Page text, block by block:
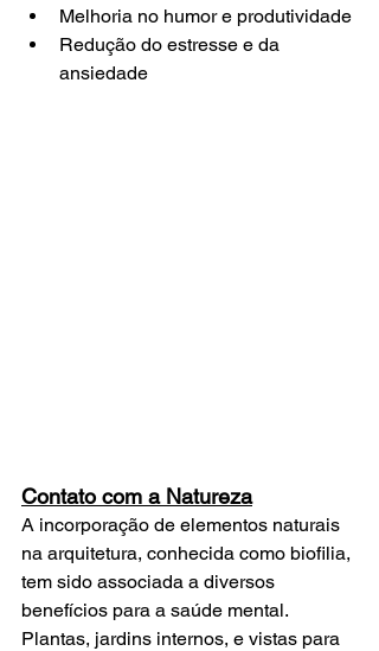
Melhoria no humor e produtividade
Redução do estresse e da
ansiedade
Contato com a Natureza
A incorporação de elementos naturais
na arquitetura, conhecida como biofilia,
tem sido associada a diversos
benefícios para a saúde mental.
Plantas, jardins internos, e vistas para